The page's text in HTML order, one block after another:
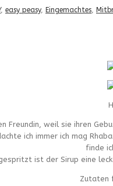
, easy peasy, Eingemachtes
Freundin, weil sie ihren
ich immer ich mag
finde
ist der Sirup eine
Zutaten